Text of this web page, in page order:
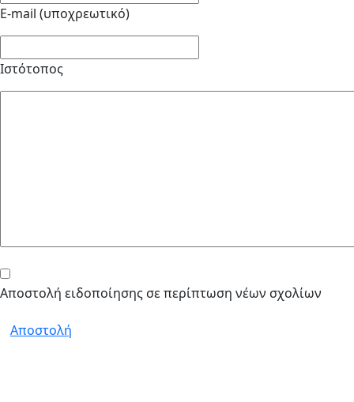
E-mail (υποχρεωτικό)
Ιστότοπος
Αποστολή ειδοποίησης σε περίπτωση νέων σχολίων
Αποστολή